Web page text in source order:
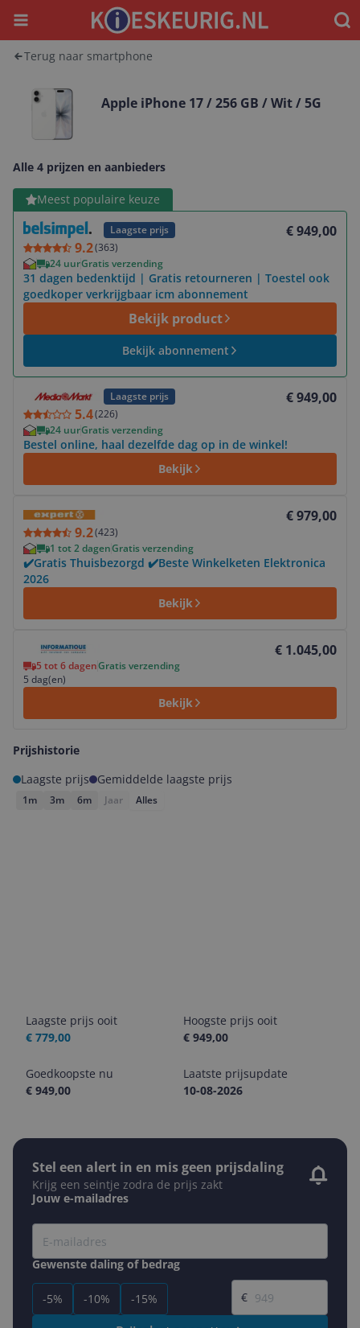
Menu
Terug naar smartphone
Apple iPhone 17 / 256 GB / Wit / 5G
Alle 4 prijzen en aanbieders
Meest populaire keuze
Laagste prijs
9.2(363)
€ 949,00
24 uurGratis verzending
31 dagen bedenktijd | Gratis retourneren | Toestel ook
goedkoper verkrijgbaar icm abonnement
Bekijk product
Bekijk abonnement
Bekijk product
Laagste prijs
5.4(226)
€ 949,00
24 uurGratis verzending
Bestel online, haal dezelfde dag op in de winkel!
Bekijk
9.2(423)
€ 979,00
1 tot 2 dagenGratis verzending
✔️Gratis Thuisbezorgd ✔️Beste Winkelketen Elektronica
2026
Bekijk
€ 1.045,00
5 tot 6 dagenGratis verzending
5 dag(en)
Bekijk
Prijshistorie
Laagste prijs
Gemiddelde laagste prijs
1m 3m 6m Jaar Alles
Laagste prijs ooit
€ 779,00
Hoogste prijs ooit
€ 949,00
Goedkoopste nu
€ 949,00
Laatste prijsupdate
10-08-2026
Stel een alert in en mis geen prijsdaling
Krijg een seintje zodra de prijs zakt
Jouw e-mailadres
Gewenste daling of bedrag
-5% -10% -15%
Gewenste prijs
€